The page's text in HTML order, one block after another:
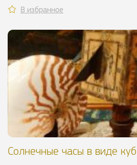
В избранное
Солнечные часы в виде